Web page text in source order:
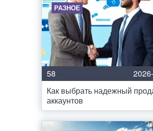
РАЗНОЕ
58
Как выбрать надежный
аккаунтов